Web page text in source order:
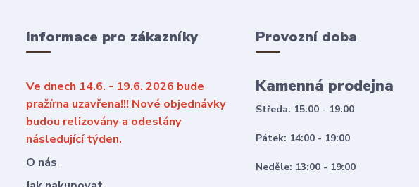
Informace pro zákazníky
Ve dnech 14.6. - 19.6. 2026 bude
pražírna uzavřena!!! Nové objednávky
budou relizovány a odeslány
následující týden.
O nás
Provozní doba
Kamenná prodejna
Středa: 15:00 - 19:00
Pátek: 14:00 - 19:00
Neděle: 13:00 - 19:00